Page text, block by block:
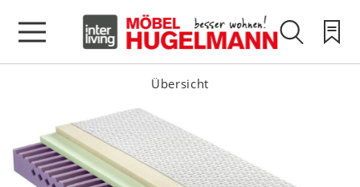
Übersicht